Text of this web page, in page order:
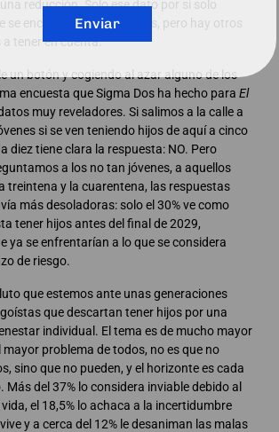
reducción. Solo ese dato por sí solo
se encendieran las alarmas, pero hay otros
tener en cuenta.
un botón y cogiendo al azar alguno de los
encuesta que Sigma Dos ha hecho para El
muy reveladores. Si salimos a la calle a
si se ven teniendo hijos de aquí a cinco
diez tiene clara la respuesta: NO. Pero
a los no tan jóvenes, a aquellos
treintena y la cuarentena, las respuestas
más desoladoras: solo el 30% ve como
tener hijos antes del final de 2029,
ya se enfrentarían a lo que se considera
de riesgo.
que estemos ante unas generaciones
que descartan tener hijos por una
individual. El tema es de mucho mayor
problema de todos, no es que no
sino que no pueden, y el horizonte es cada
Más del 37% lo considera inviable debido al
el 18,5% lo achaca a la incertidumbre
y a cerca del 12% le desaniman las malas
Enviar